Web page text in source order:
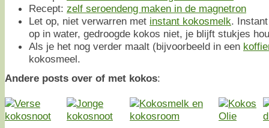
Recept: zelf seroendeng maken in de magnetron
Let op, niet verwarren met instant kokosmelk.
op in water, gedroogde kokos niet, je blijft stukjes
Als je het nog verder maalt (bijvoorbeeld in een
kokosmeel.
Andere posts over of met kokos: